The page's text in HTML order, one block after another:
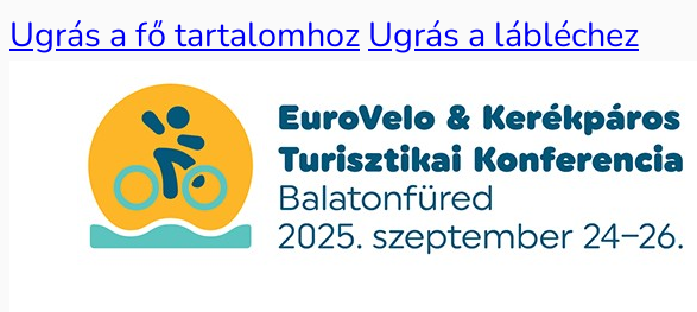
Ugrás a fő tartalomhoz Ugrás a lábléchez